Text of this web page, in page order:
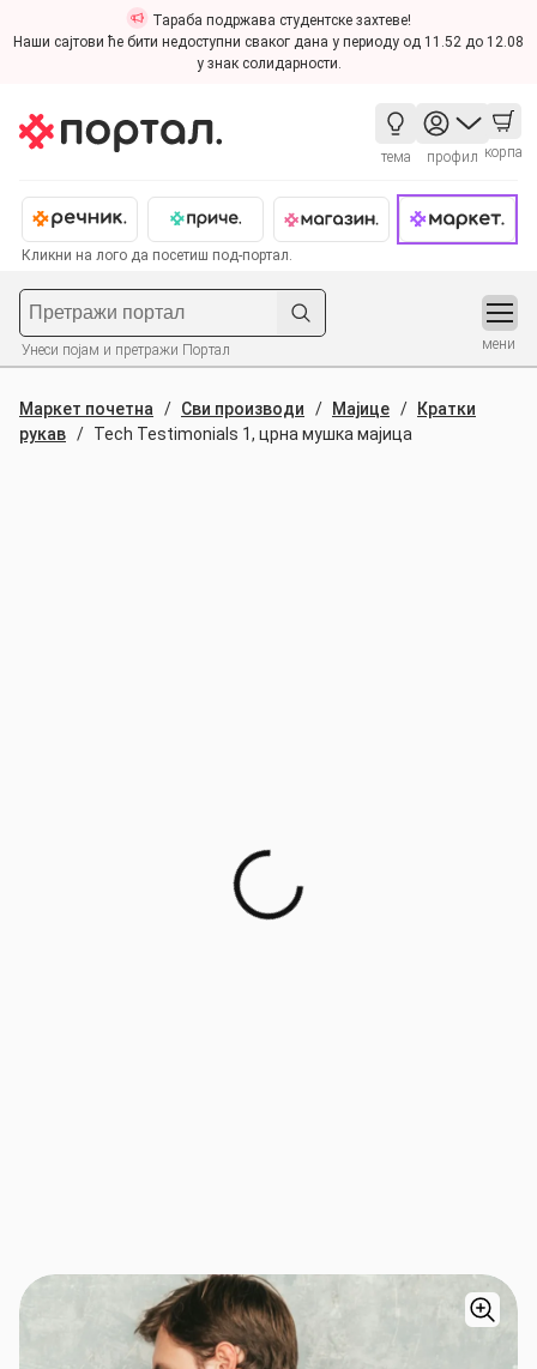
Тараба подржава студентске захтеве!
Наши сајтови ће бити недоступни сваког дана у периоду од 11.52 до 12.08
у знак солидарности.
тема профил корпа
Кликни на лого да посетиш под-портал.
Унеси појам и претражи Портал мени
Маркет почетна Сви производи Мајице
Кратки
рукав
Tech Testimonials 1, црна мушка мајица